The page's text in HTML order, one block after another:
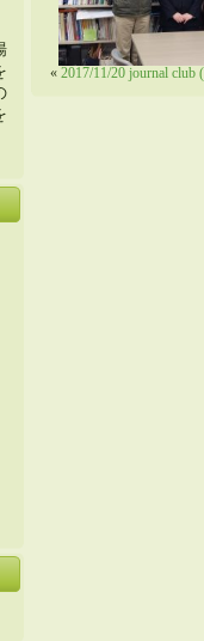
« 2017/11/20 journal club